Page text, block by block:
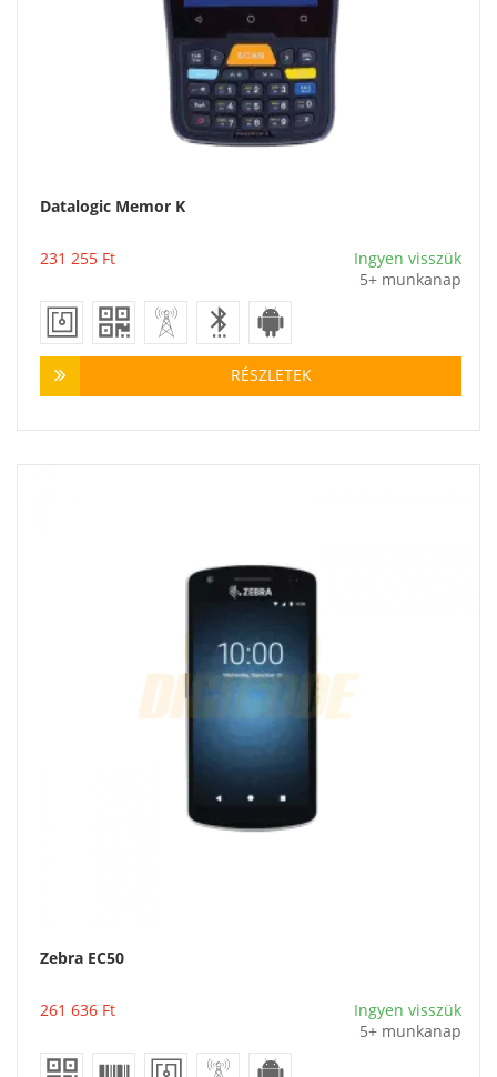
Datalogic Memor K
231 255 Ft
Ingyen visszük
5+ munkanap
RÉSZLETEK
Zebra EC50
261 636 Ft
Ingyen visszük
5+ munkanap